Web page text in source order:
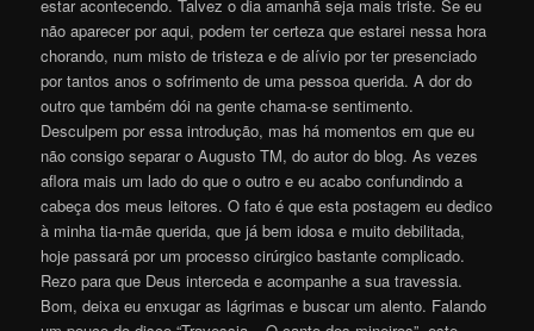
estar acontecendo. Talvez o dia amanhã seja mais triste. Se eu
não aparecer por aqui, podem ter certeza que estarei nessa hora
chorando, num misto de tristeza e de alívio por ter presenciado
por tantos anos o sofrimento de uma pessoa querida. A dor do
outro que também dói na gente chama-se sentimento.
Desculpem por essa introdução, mas há momentos em que eu
não consigo separar o Augusto TM, do autor do blog. As vezes
aflora mais um lado do que o outro e eu acabo confundindo a
cabeça dos meus leitores. O fato é que esta postagem eu dedico
à minha tia-mãe querida, que já bem idosa e muito debilitada,
hoje passará por um processo cirúrgico bastante complicado.
Rezo para que Deus interceda e acompanhe a sua travessia.
Bom, deixa eu enxugar as lágrimas e buscar um alento. Falando